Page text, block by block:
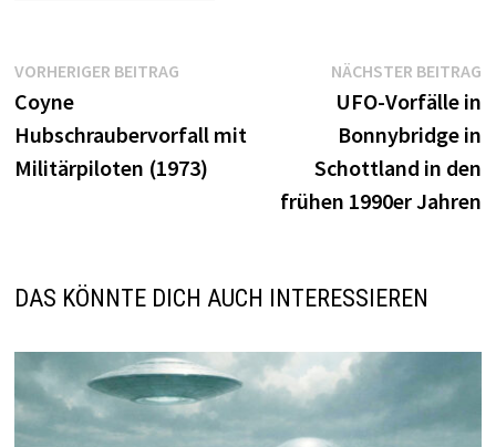
Beitragsnavigation
VORHERIGER BEITRAG
Coyne
Hubschraubervorfall mit
Militärpiloten (1973)
NÄCHSTER BEITRAG
UFO-Vorfälle in
Bonnybridge in
Schottland in den
frühen 1990er Jahren
DAS KÖNNTE DICH AUCH INTERESSIEREN